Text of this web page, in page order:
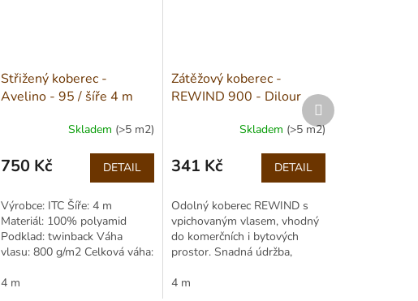
Střižený koberec -
Avelino - 95 / šíře 4 m
Skladem (>5 m2)
750 Kč DETAIL
Výrobce: ITC Šíře: 4 m
Materiál: 100% polyamid
Podklad: twinback Váha
vlasu: 800 g/m2 Celková váha:
mm Celková výška: 6,00...
4 m
Zátěžový koberec -
REWIND 900 - Dilour
Skladem (>5 m2)
341 Kč DETAIL
Odolný koberec REWIND s
vpichovaným vlasem, vhodný
do komerčních i bytových
prostor. Snadná údržba,
vhodný pro kolečkové židle i
4 m
Další
produkt